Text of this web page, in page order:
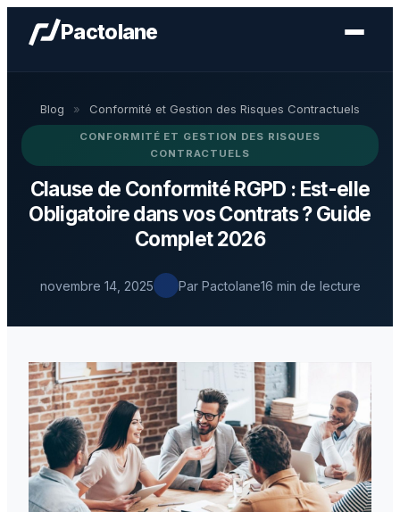
Pactolane
Blog » Conformité et Gestion des Risques Contractuels
CONFORMITÉ ET GESTION DES RISQUES
CONTRACTUELS
Clause de Conformité RGPD : Est-elle
Obligatoire dans vos Contrats ? Guide
Complet 2026
novembre 14, 2025 Par Pactolane16 min de lecture